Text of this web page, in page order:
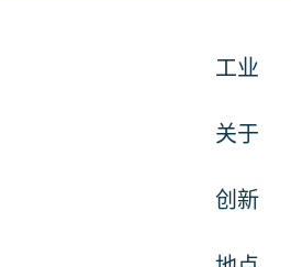
工业
关于
创新